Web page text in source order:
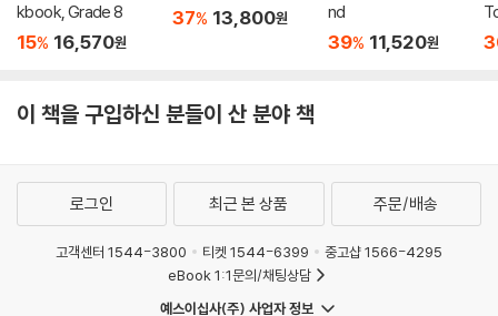
kbook, Grade 8
15% 16,570원
37% 13,800원
nd
39% 11,520원
이 책을 구입하신 분들이 산 분야 책
로그인 최근 본 상품 주문/배송
고객센터 1544-3800 티켓 1544-6399
중고샵 1566-4295
eBook 1:1문의/채팅상담
예스이십사(주) 사업자 정보